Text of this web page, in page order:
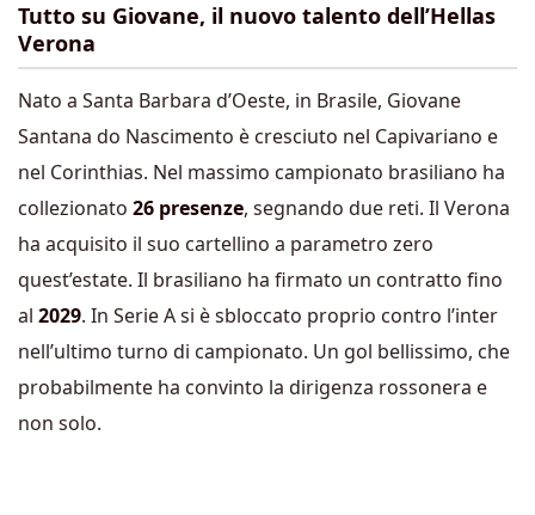
Tutto su Giovane, il nuovo talento dell’Hellas
Verona
Nato a Santa Barbara d’Oeste, in Brasile, Giovane
Santana do Nascimento è cresciuto nel Capivariano e
nel Corinthias. Nel massimo campionato brasiliano ha
collezionato 26 presenze, segnando due reti. Il Verona
ha acquisito il suo cartellino a parametro zero
quest’estate. Il brasiliano ha firmato un contratto fino
al 2029. In Serie A si è sbloccato proprio contro l’inter
nell’ultimo turno di campionato. Un gol bellissimo, che
probabilmente ha convinto la dirigenza rossonera e
non solo.